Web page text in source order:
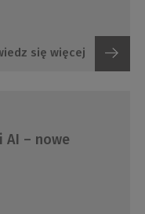
się więcej
AI – nowe